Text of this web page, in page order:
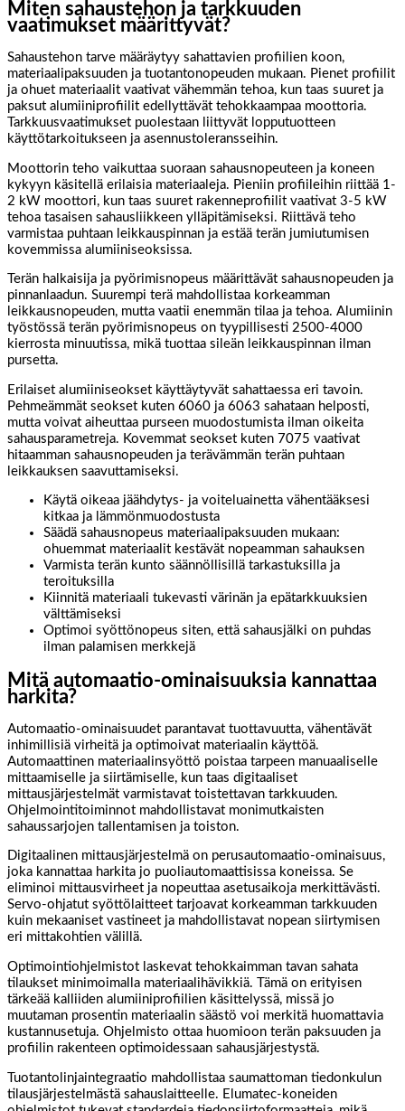
Miten sahaustehon ja tarkkuuden
vaatimukset määrittyvät?
Sahaustehon tarve määräytyy sahattavien profiilien koon,
materiaalipaksuuden ja tuotantonopeuden mukaan. Pienet profiilit
ja ohuet materiaalit vaativat vähemmän tehoa, kun taas suuret ja
paksut alumiiniprofiilit edellyttävät tehokkaampaa moottoria.
Tarkkuusvaatimukset puolestaan liittyvät lopputuotteen
käyttötarkoitukseen ja asennustoleransseihin.
Moottorin teho vaikuttaa suoraan sahausnopeuteen ja koneen
kykyyn käsitellä erilaisia materiaaleja. Pieniin profiileihin riittää 1-
2 kW moottori, kun taas suuret rakenneprofiilit vaativat 3-5 kW
tehoa tasaisen sahausliikkeen ylläpitämiseksi. Riittävä teho
varmistaa puhtaan leikkauspinnan ja estää terän jumiutumisen
kovemmissa alumiiniseoksissa.
Terän halkaisija ja pyörimisnopeus määrittävät sahausnopeuden ja
pinnanlaadun. Suurempi terä mahdollistaa korkeamman
leikkausnopeuden, mutta vaatii enemmän tilaa ja tehoa. Alumiinin
työstössä terän pyörimisnopeus on tyypillisesti 2500-4000
kierrosta minuutissa, mikä tuottaa sileän leikkauspinnan ilman
pursetta.
Erilaiset alumiiniseokset käyttäytyvät sahattaessa eri tavoin.
Pehmeämmät seokset kuten 6060 ja 6063 sahataan helposti,
mutta voivat aiheuttaa purseen muodostumista ilman oikeita
sahausparametreja. Kovemmat seokset kuten 7075 vaativat
hitaamman sahausnopeuden ja terävämmän terän puhtaan
leikkauksen saavuttamiseksi.
Käytä oikeaa jäähdytys- ja voiteluainetta vähentääksesi
kitkaa ja lämmönmuodostusta
Säädä sahausnopeus materiaalipaksuuden mukaan:
ohuemmat materiaalit kestävät nopeamman sahauksen
Varmista terän kunto säännöllisillä tarkastuksilla ja
teroituksilla
Kiinnitä materiaali tukevasti värinän ja epätarkkuuksien
välttämiseksi
Optimoi syöttönopeus siten, että sahausjälki on puhdas
ilman palamisen merkkejä
Mitä automaatio-ominaisuuksia kannattaa
harkita?
Automaatio-ominaisuudet parantavat tuottavuutta, vähentävät
inhimillisiä virheitä ja optimoivat materiaalin käyttöä.
Automaattinen materiaalinsyöttö poistaa tarpeen manuaaliselle
mittaamiselle ja siirtämiselle, kun taas digitaaliset
mittausjärjestelmät varmistavat toistettavan tarkkuuden.
Ohjelmointitoiminnot mahdollistavat monimutkaisten
sahaussarjojen tallentamisen ja toiston.
Digitaalinen mittausjärjestelmä on perusautomaatio-ominaisuus,
joka kannattaa harkita jo puoliautomaattisissa koneissa. Se
eliminoi mittausvirheet ja nopeuttaa asetusaikoja merkittävästi.
Servo-ohjatut syöttölaitteet tarjoavat korkeamman tarkkuuden
kuin mekaaniset vastineet ja mahdollistavat nopean siirtymisen
eri mittakohtien välillä.
Optimointiohjelmistot laskevat tehokkaimman tavan sahata
tilaukset minimoimalla materiaalihävikkiä. Tämä on erityisen
tärkeää kalliiden alumiiniprofiilien käsittelyssä, missä jo
muutaman prosentin materiaalin säästö voi merkitä huomattavia
kustannusetuja. Ohjelmisto ottaa huomioon terän paksuuden ja
profiilin rakenteen optimoidessaan sahausjärjestystä.
Tuotantolinjaintegraatio mahdollistaa saumattoman tiedonkulun
tilausjärjestelmästä sahauslaitteelle. Elumatec-koneiden